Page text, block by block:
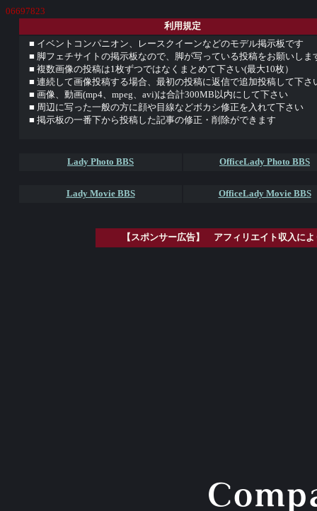
06697823
利用規定
■ イベントコンパニオン、レースクイーンなどのモデル掲示板です
■ 脚フェチサイトの掲示板なので、脚が写っている投稿をお願いしま
■ 複数画像の投稿は1枚ずつではなくまとめて下さい(最大10枚）
■ 連続して画像投稿する場合、最初の投稿に返信で追加投稿して下さ
■ 画像、動画(mp4、mpeg、avi)は合計300MB以内にして下さい
■ 周辺に写った一般の方に顔や目線などボカシ修正を入れて下さい
■ 掲示板の一番下から投稿した記事の修正・削除ができます
Lady Photo BBS OfficeLady Photo BBS
Lady Movie BBS OfficeLady Movie BBS
【スポンサー広告】 アフィリエイト収入に